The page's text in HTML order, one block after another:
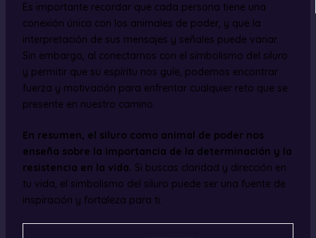
Es importante recordar que cada persona tiene una
conexión única con los animales de poder, y que la
interpretación de sus mensajes y señales puede variar.
Sin embargo, al conectarnos con el simbolismo del siluro
y permitir que su espíritu nos guíe, podemos encontrar
fuerza y motivación para enfrentar cualquier reto que se
presente en nuestro camino.
En resumen, el siluro como animal de poder nos
enseña sobre la importancia de la determinación y la
resistencia en la vida. Si buscas claridad y dirección en
tu vida, el simbolismo del siluro puede ser una fuente de
inspiración y fortaleza para ti.